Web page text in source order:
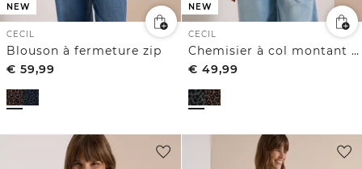
NEW
CECIL
Blouson à fermeture zip
€ 59,99
NEW
CECIL
Chemisier à col montant zippé
€ 49,99